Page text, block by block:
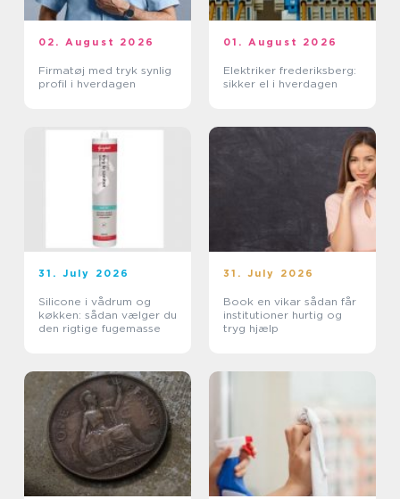
02. August 2026
Firmatøj med tryk synlig
profil i hverdagen
01. August 2026
Elektriker frederiksberg:
sikker el i hverdagen
31. July 2026
Silicone i vådrum og
køkken: sådan vælger du
den rigtige fugemasse
31. July 2026
Book en vikar sådan får
institutioner hurtig og
tryg hjælp